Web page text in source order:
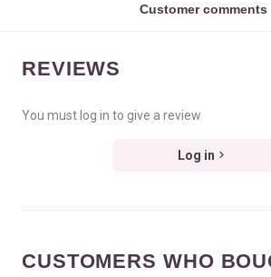
Customer comments
REVIEWS
You must log in to give a review
Log in
CUSTOMERS WHO